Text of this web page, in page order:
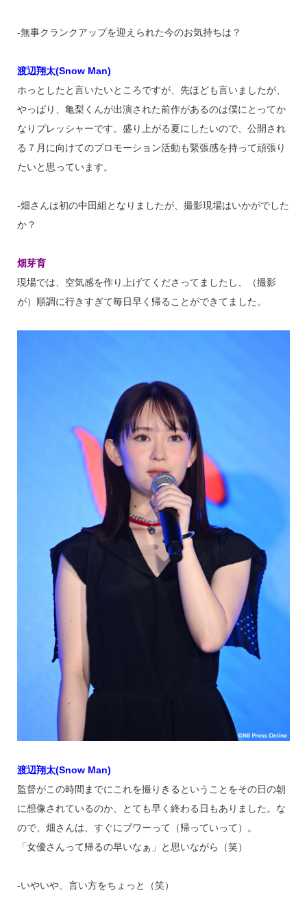
‐無事クランクアップを迎えられた今のお気持ちは？
渡辺翔太(Snow Man)
ホっとしたと言いたいところですが、先ほども言いましたが、
やっぱり、亀梨くんが出演された前作があるのは僕にとってか
なりプレッシャーです。盛り上がる夏にしたいので、公開され
る７月に向けてのプロモーション活動も緊張感を持って頑張り
たいと思っています。
‐畑さんは初の中田組となりましたが、撮影現場はいかがでした
か？
畑芽育
現場では、空気感を作り上げてくださってましたし、（撮影
が）順調に行きすぎて毎日早く帰ることができてました。
渡辺翔太(Snow Man)
監督がこの時間までにこれを撮りきるということをその日の朝
に想像されているのか、とても早く終わる日もありました。な
ので、畑さんは、すぐにブワーって（帰っていって）。
「女優さんって帰るの早いなぁ」と思いながら（笑）
‐いやいや、言い方をちょっと（笑）